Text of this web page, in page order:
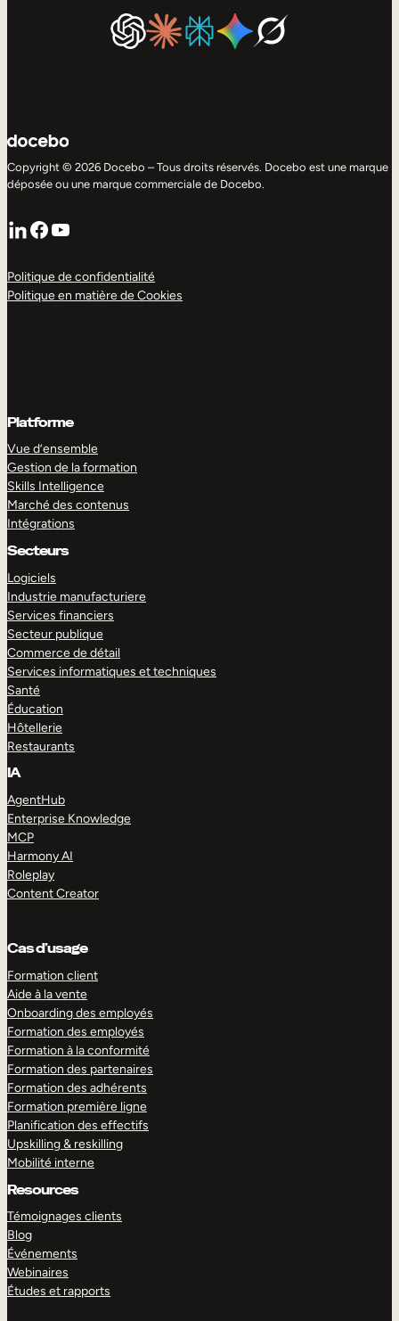
Copyright © 2026 Docebo – Tous droits réservés. Docebo est une marque
déposée ou une marque commerciale de Docebo.
LinkedIn
Facebook
YouTube
Politique de confidentialité
Politique en matière de Cookies
Platforme
Vue d’ensemble
Gestion de la formation
Skills Intelligence
Marché des contenus
Intégrations
Secteurs
Logiciels
Industrie manufacturiere
Services financiers
Secteur publique
Commerce de détail
Services informatiques et techniques
Santé
Éducation
Hôtellerie
Restaurants
IA
AgentHub
Enterprise Knowledge
MCP
Harmony AI
Roleplay
Content Creator
Cas d’usage
Formation client
Aide à la vente
Onboarding des employés
Formation des employés
Formation à la conformité
Formation des partenaires
Formation des adhérents
Formation première ligne
Planification des effectifs
Upskilling & reskilling
Mobilité interne
Resources
Témoignages clients
Blog
Événements
Webinaires
Études et rapports